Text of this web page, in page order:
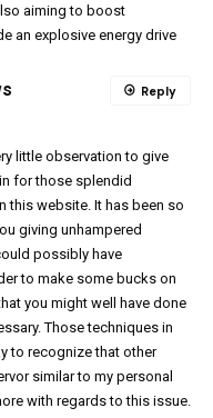
aiming to boost
an explosive energy drive
little observation to give
for those splendid
this website. It has been so
giving unhampered
possibly have
to make some bucks on
you might well have done
Those techniques in
to recognize that other
similar to my personal
with regards to this issue.
Reply